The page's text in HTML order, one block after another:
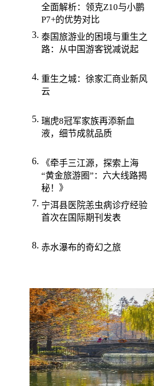
全面解析：领克Z10与小鹏
P7+的优势对比
泰国旅游业的困境与重生之
路：从中国游客锐减说起
重生之城：徐家汇商业新风
云
瑞虎8冠军家族再添新血
液，细节成就品质
《牵手三江源，探索上海
“黄金旅游圈”：六大线路揭
秘！》
宁洱县医院恙虫病诊疗经验
首次在国际期刊发表
赤水瀑布的奇幻之旅